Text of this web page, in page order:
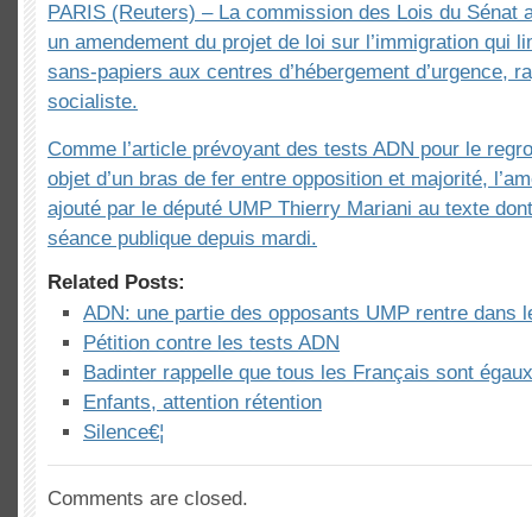
PARIS (Reuters) – La commission des Lois du Sénat
un amendement du projet de loi sur l’immigration qui
sans-papiers aux centres d’hébergement d’urgence,
socialiste.
Comme l’article prévoyant des tests ADN pour le
objet d’un bras de fer entre opposition et majorité,
ajouté par le député UMP Thierry Mariani au texte
séance publique depuis mardi.
Related Posts:
ADN: une partie des opposants UMP rentre dans
Pétition contre les tests ADN
Badinter rappelle que tous les Français sont
Enfants, attention rétention
Silence€¦
Comments are closed.